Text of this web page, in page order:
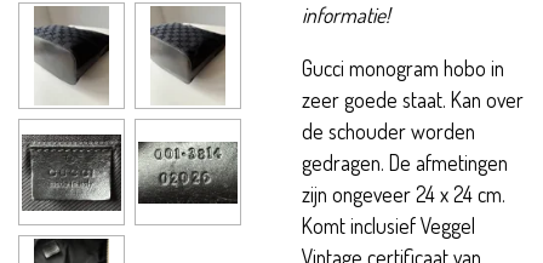
informatie!
Gucci monogram hobo in
zeer goede staat. Kan over
de schouder worden
gedragen. De afmetingen
zijn ongeveer 24 x 24 cm.
Komt inclusief Veggel
Vintage certificaat van